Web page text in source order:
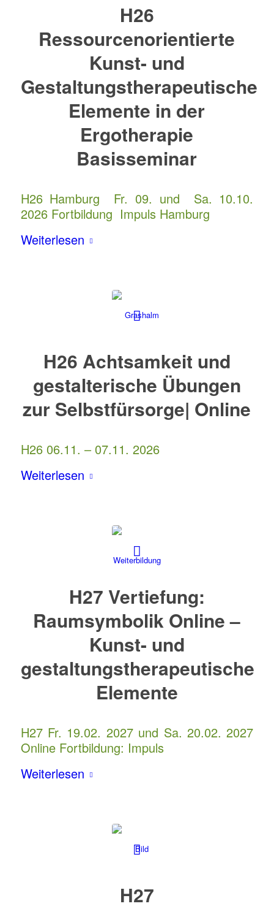
H26
Ressourcenorientierte
Kunst- und
Gestaltungstherapeutische
Elemente in der
Ergotherapie
Basisseminar
H26 Hamburg Fr. 09. und Sa. 10.10.
2026 Fortbildung Impuls Hamburg
Weiterlesen
H26 Achtsamkeit und
gestalterische Übungen
zur Selbstfürsorge| Online
H26 06.11. – 07.11. 2026
Weiterlesen
H27 Vertiefung:
Raumsymbolik Online –
Kunst- und
gestaltungstherapeutische
Elemente
H27 Fr. 19.02. 2027 und Sa. 20.02. 2027
Online Fortbildung: Impuls
Weiterlesen
H27